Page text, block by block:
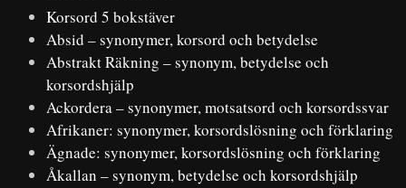
Korsord 5 bokstäver
Absid – synonymer, korsord och betydelse
Abstrakt Räkning – synonym, betydelse och
korsordshjälp
Ackordera – synonymer, motsatsord och korsordssvar
Afrikaner: synonymer, korsordslösning och förklaring
Ägnade: synonymer, korsordslösning och förklaring
Åkallan – synonym, betydelse och korsordshjälp